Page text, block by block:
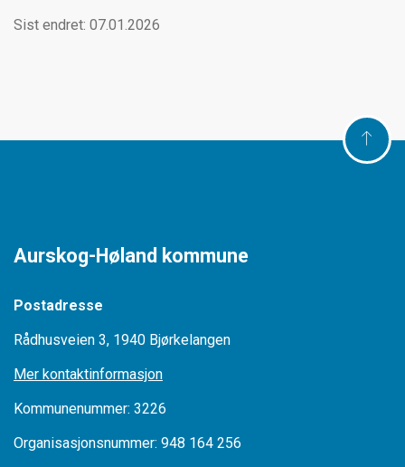
Sist endret: 07.01.2026
Aurskog-Høland kommune
Postadresse
Rådhusveien 3, 1940 Bjørkelangen
Mer kontaktinformasjon
Kommunenummer: 3226
Organisasjonsnummer: 948 164 256